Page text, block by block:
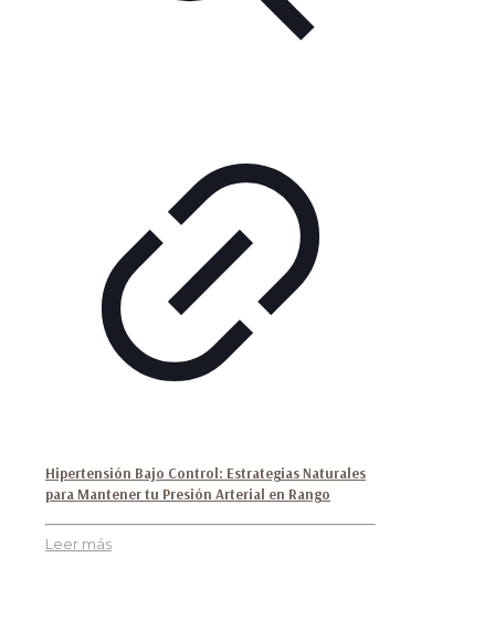
Hipertensión Bajo Control: Estrategias Naturales
para Mantener tu Presión Arterial en Rango
Leer más